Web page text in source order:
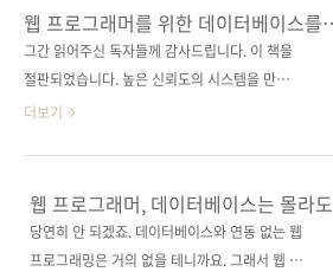
Guide to Modern Databases and the
NoSQL Movement(원서 ISBN
9781934356920) 저자..
이 많이 적용되다 보니 NoSQL에 대한 관심도
더 많아지고 있는 것 같습니다. NoSQL이뭔지
궁금하신 분들은 다음 블로그를 참고하세요.
원서는 Pragmatic Bookshelf의 《Seven
Databases in Seven Weeks: A Guide to
Movement》입니다. 번역서 제목은 《세븐 데
이터베이스: 만들면서 파..
웹 프로그래머를 위한 데이터베이스를
지탱하는 기술
그간 읽어주신 독자들께 감사드립니다. 이 책을
절판되었습니다. 높은 신뢰도의 시스템을 만들
기 위한 나침반! 대용량 데이터를 빠르고 안정적
빠르고 알기 쉽게 배우자! 출판사 제이펍 원출판
사 技術評論社 원서명 Webエンジニアのため
の データベース技術[実践]入門(원서 ISBN
더보기
웹 프로그래머, 데이터베이스는 몰라도
될까요?
당연히 안 되겠죠. 데이터베이스와 연동 없는 웹
프로그래밍은 거의 없을 테니까요. 그래서 웹 프